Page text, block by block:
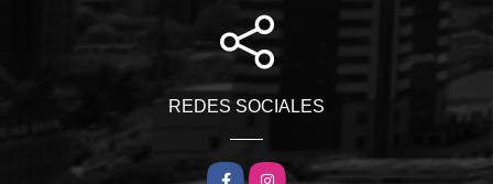
REDES SOCIALES
FacebookInstagram